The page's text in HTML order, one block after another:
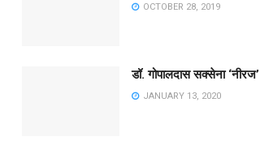
OCTOBER 28, 2019
डॉ. गोपालदास सक्सेना ‘नीरज’
JANUARY 13, 2020